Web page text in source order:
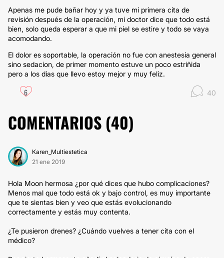
Apenas me pude bañar hoy y ya tuve mi primera cita de
revisión después de la operación, mi doctor dice que todo está
bien, solo queda esperar a que mi piel se estire y todo se vaya
acomodando.
El dolor es soportable, la operación no fue con anestesia general
sino sedacion, de primer momento estuve un poco estriñida
pero a los días que llevo estoy mejor y muy feliz.
6 40
COMENTARIOS (40)
Karen_Multiestetica
21 ene 2019
Hola Moon hermosa ¿por qué dices que hubo complicaciones?
Menos mal que todo está ok y bajo control, es muy importante
que te sientas bien y veo que estás evolucionando
correctamente y estás muy contenta.
¿Te pusieron drenes? ¿Cuándo vuelves a tener cita con el
médico?